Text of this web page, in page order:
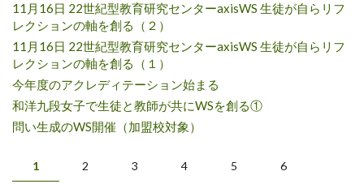
11月16日 22世紀型教育研究センターaxisWS 生徒が自らリフ
レクションの軸を創る（２）
11月16日 22世紀型教育研究センターaxisWS 生徒が自らリフ
レクションの軸を創る（１）
今年度のアクレディテーション始まる
和洋九段女子で生徒と教師が共にWSを創る①
問い生成のWS開催（加盟校対象）
ページ
1 2 3 4 5 6